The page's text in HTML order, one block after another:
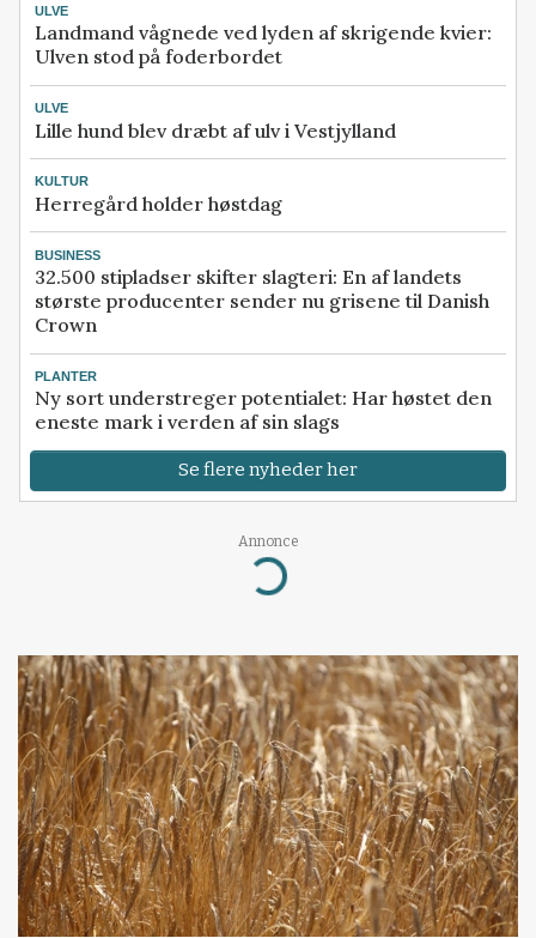
ULVE
Landmand vågnede ved lyden af skrigende kvier:
Ulven stod på foderbordet
ULVE
Lille hund blev dræbt af ulv i Vestjylland
KULTUR
Herregård holder høstdag
BUSINESS
32.500 stipladser skifter slagteri: En af landets
største producenter sender nu grisene til Danish
Crown
PLANTER
Ny sort understreger potentialet: Har høstet den
eneste mark i verden af sin slags
Se flere nyheder her
Annonce
Loading...